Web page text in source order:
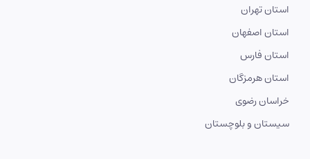
استان تهران
استان اصفهان
استان فارس
استان هرمزگان
خراسان رضوی
سیستان و بلوچستان